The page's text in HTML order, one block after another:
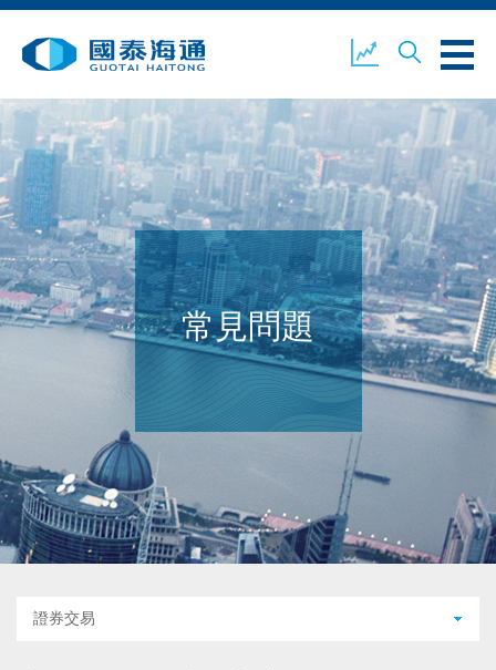
業務概覽 公司新聞
環境、社會及企業管治 國泰海通證券 聯絡我們
常見問題
證券交易